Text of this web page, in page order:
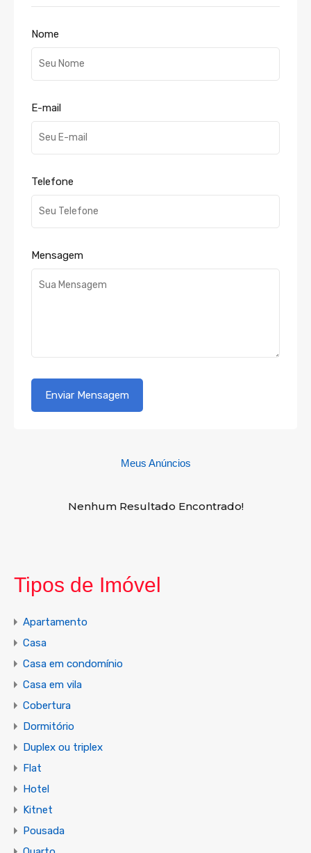
Nome
E-mail
Telefone
Mensagem
Meus Anúncios
Nenhum Resultado Encontrado!
Tipos de Imóvel
Apartamento
Casa
Casa em condomínio
Casa em vila
Cobertura
Dormitório
Duplex ou triplex
Flat
Hotel
Kitnet
Pousada